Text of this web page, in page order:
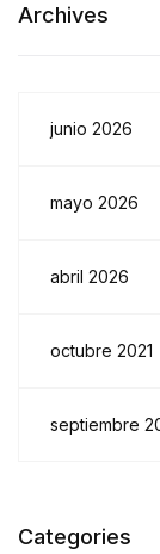
Archives
junio 2026
mayo 2026
abril 2026
octubre 2021
septiembre
Categories